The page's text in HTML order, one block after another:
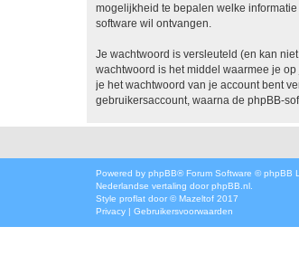
mogelijkheid te bepalen welke
software wil ontvangen.
Je wachtwoord is versleuteld (en kan
wachtwoord is het middel waarmee je
je het wachtwoord van je account bent
gebruikersaccount, waarna de phpBB-
Powered by phpBB® Forum Software © phpBB
Nederlandse vertaling door phpBB.nl
Style proflat door ©Mazeltof 2017
Privacy | Gebruikersvoorwaarden